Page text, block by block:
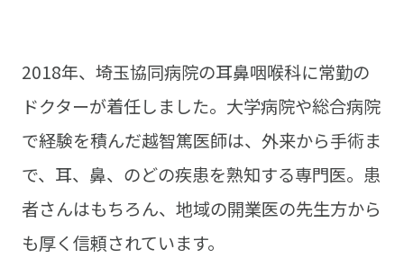
2018年、埼玉協同病院の耳鼻咽喉科に常勤の
ドクターが着任しました。大学病院や総合病院
で経験を積んだ越智篤医師は、外来から手術ま
で、耳、鼻、のどの疾患を熟知する専門医。患
者さんはもちろん、地域の開業医の先生方から
も厚く信頼されています。